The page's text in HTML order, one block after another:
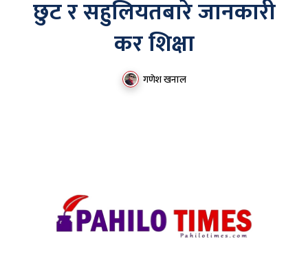
छुट र सहुलियतबारे जानकारी
कर शिक्षा
गणेश खनाल